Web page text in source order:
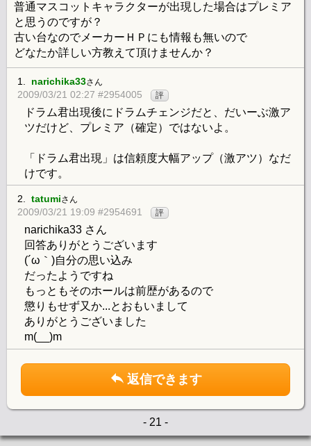
普通マスコットキャラクターが出現した場合はプレミア
と思うのですが？
古い台なのでメーカーＨＰにも情報も無いので
どなたか詳しい方教えて頂けませんか？
1. narichika33さん
2009/03/21 02:27 #2954005 評
ドラム君出現後にドラムチェンジだと、だいーぶ激ア
ツだけど、プレミア（確定）ではないよ。
「ドラム君出現」は信頼度大幅アップ（激アツ）なだ
けです。
2. tatumiさん
2009/03/21 19:09 #2954691 評
narichika33 さん
回答ありがとうございます
(´ω｀)自分の思い込み
だったようですね
もっともそのホールは前歴があるので
懲りもせず又か...とおもいまして
ありがとうございました
m(__)m
返信できます
- 21 -